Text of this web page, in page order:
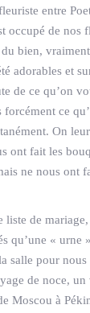
entre
occupé de nos
bien,
adorables et
de ce qu’on
forcément ce
On
ont fait les
ne nous ont
liste de
qu’une « urne
salle pour nous
de noce,
Moscou à